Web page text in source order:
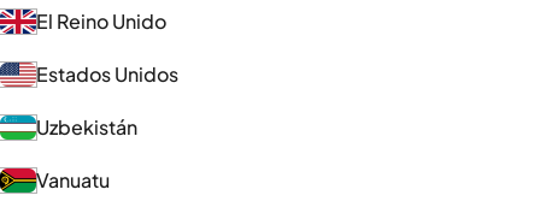
El Reino Unido
Estados Unidos
Uzbekistán
Vanuatu